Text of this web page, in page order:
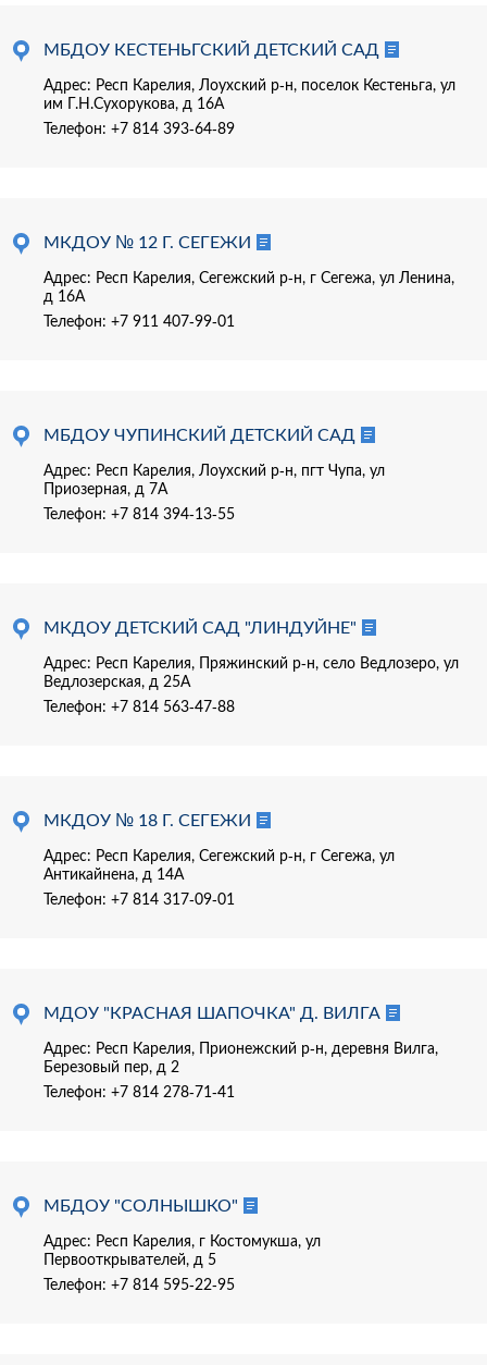
МБДОУ КЕСТЕНЬГСКИЙ ДЕТСКИЙ САД
Адрес: Респ Карелия, Лоухский р-н, поселок Кестеньга, ул
им Г.Н.Сухорукова, д 16А
Телефон: +7 814 393-64-89
МКДОУ № 12 Г. СЕГЕЖИ
Адрес: Респ Карелия, Сегежский р-н, г Сегежа, ул Ленина,
д 16А
Телефон: +7 911 407-99-01
МБДОУ ЧУПИНСКИЙ ДЕТСКИЙ САД
Адрес: Респ Карелия, Лоухский р-н, пгт Чупа, ул
Приозерная, д 7А
Телефон: +7 814 394-13-55
МКДОУ ДЕТСКИЙ САД "ЛИНДУЙНЕ"
Адрес: Респ Карелия, Пряжинский р-н, село Ведлозеро, ул
Ведлозерская, д 25А
Телефон: +7 814 563-47-88
МКДОУ № 18 Г. СЕГЕЖИ
Адрес: Респ Карелия, Сегежский р-н, г Сегежа, ул
Антикайнена, д 14А
Телефон: +7 814 317-09-01
МДОУ "КРАСНАЯ ШАПОЧКА" Д. ВИЛГА
Адрес: Респ Карелия, Прионежский р-н, деревня Вилга,
Березовый пер, д 2
Телефон: +7 814 278-71-41
МБДОУ "СОЛНЫШКО"
Адрес: Респ Карелия, г Костомукша, ул
Первооткрывателей, д 5
Телефон: +7 814 595-22-95